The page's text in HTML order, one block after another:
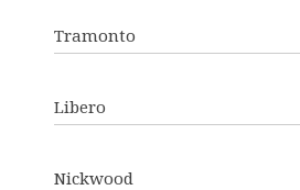
Tramonto
Libero
Nickwood